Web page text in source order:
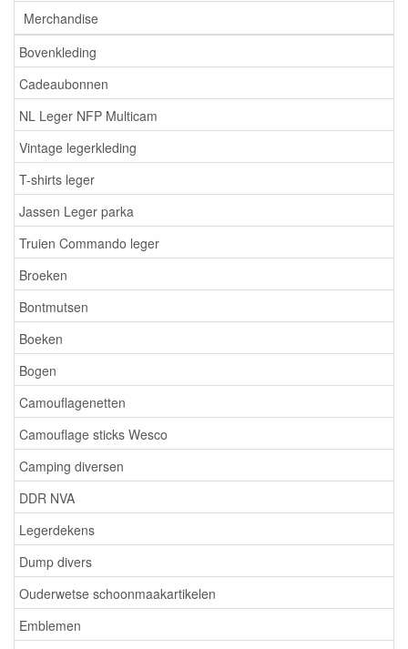
Merchandise
Bovenkleding
Cadeaubonnen
NL Leger NFP Multicam
Vintage legerkleding
T-shirts leger
Jassen Leger parka
Truien Commando leger
Broeken
Bontmutsen
Boeken
Bogen
Camouflagenetten
Camouflage sticks Wesco
Camping diversen
DDR NVA
Legerdekens
Dump divers
Ouderwetse schoonmaakartikelen
Emblemen